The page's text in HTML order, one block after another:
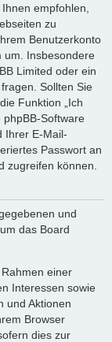
empfohlen,
zu
Benutzerkonto
um. Insbesondere
Limited oder ein
Sollten Sie
Funktion „Ich
phpBB-Software
Ihrer E-Mail-
Passwort an
zugreifen können.
und
das Board
einer
Interessen sowie
und Aktionen
Browser
dies zur